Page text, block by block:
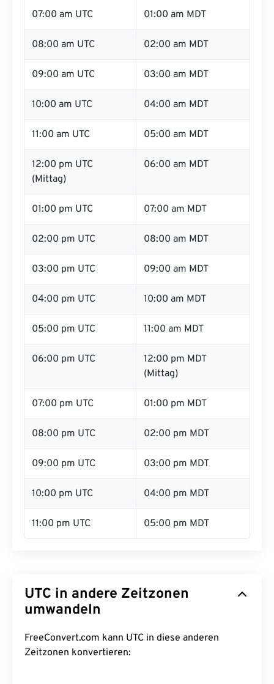
07:00 am UTC 01:00 am MDT
08:00 am UTC 02:00 am MDT
09:00 am UTC 03:00 am MDT
10:00 am UTC 04:00 am MDT
11:00 am UTC 05:00 am MDT
12:00 pm UTC
(Mittag)
06:00 am MDT
01:00 pm UTC 07:00 am MDT
02:00 pm UTC 08:00 am MDT
03:00 pm UTC 09:00 am MDT
04:00 pm UTC 10:00 am MDT
05:00 pm UTC 11:00 am MDT
06:00 pm UTC
12:00 pm MDT
(Mittag)
07:00 pm UTC 01:00 pm MDT
08:00 pm UTC 02:00 pm MDT
09:00 pm UTC 03:00 pm MDT
10:00 pm UTC 04:00 pm MDT
11:00 pm UTC 05:00 pm MDT
UTC in andere Zeitzonen
umwandeln
FreeConvert.com kann UTC in diese anderen
Zeitzonen konvertieren: